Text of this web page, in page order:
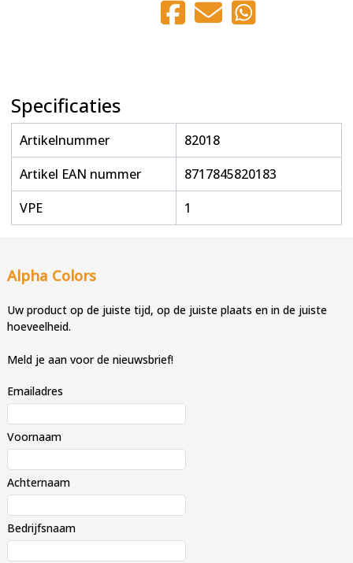
Specificaties
Artikelnummer
82018
Artikel EAN nummer
8717845820183
VPE
1
Alpha Colors
Uw product op de juiste tijd, op de juiste plaats en in de juiste
hoeveelheid.
Meld je aan voor de nieuwsbrief!
Emailadres
Voornaam
Achternaam
Bedrijfsnaam